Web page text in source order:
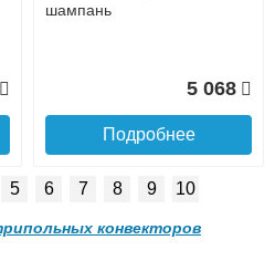
Подробнее
Решетка алюминиевая
SGL.900.280 цвета
шампань
5 068
Подробнее
5 6 7 8 9 10
конвекторов